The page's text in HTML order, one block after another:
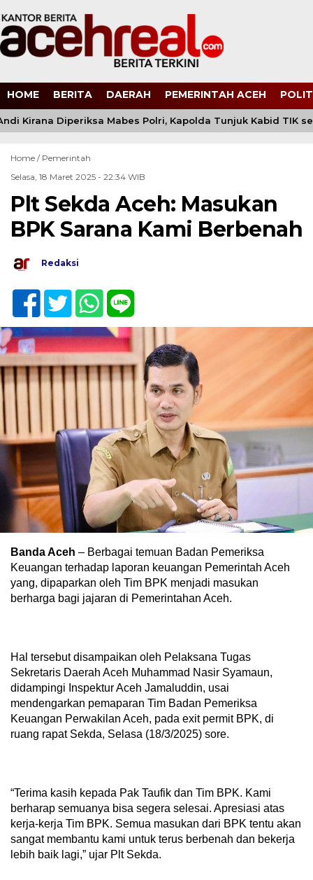
HOME BERITA DAERAH PEMERINTAH ACEH
Kirana Diperiksa Mabes Polri, Kapolda Tunjuk Kabid TIK
Home / Pemerintah
Selasa, 18 Maret 2025 - 22:34 WIB
Plt Sekda Aceh: Masukan
BPK Sarana Kami Berbenah
Redaksi
Banda Aceh – Berbagai temuan Badan Pemeriksa
Keuangan terhadap laporan keuangan Pemerintah Aceh
yang, dipaparkan oleh Tim BPK menjadi masukan
berharga bagi jajaran di Pemerintahan Aceh.
Hal tersebut disampaikan oleh Pelaksana Tugas
Sekretaris Daerah Aceh Muhammad Nasir Syamaun,
didampingi Inspektur Aceh Jamaluddin, usai
mendengarkan pemaparan Tim Badan Pemeriksa
Keuangan Perwakilan Aceh, pada exit permit BPK, di
ruang rapat Sekda, Selasa (18/3/2025) sore.
“Terima kasih kepada Pak Taufik dan Tim BPK. Kami
berharap semuanya bisa segera selesai. Apresiasi atas
kerja-kerja Tim BPK. Semua masukan dari BPK tentu akan
sangat membantu kami untuk terus berbenah dan bekerja
lebih baik lagi,” ujar Plt Sekda.